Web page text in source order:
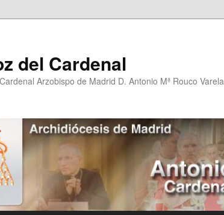
del Cardenal
Arzobispo de Madrid D. Antonio Mª Rouco Varela